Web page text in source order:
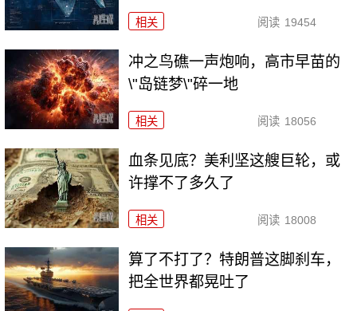
相关 阅读 19454
冲之鸟礁一声炮响，高市早苗的
\"岛链梦\"碎一地
相关 阅读 18056
血条见底？美利坚这艘巨轮，或
许撑不了多久了
相关 阅读 18008
算了不打了？特朗普这脚刹车，
把全世界都晃吐了